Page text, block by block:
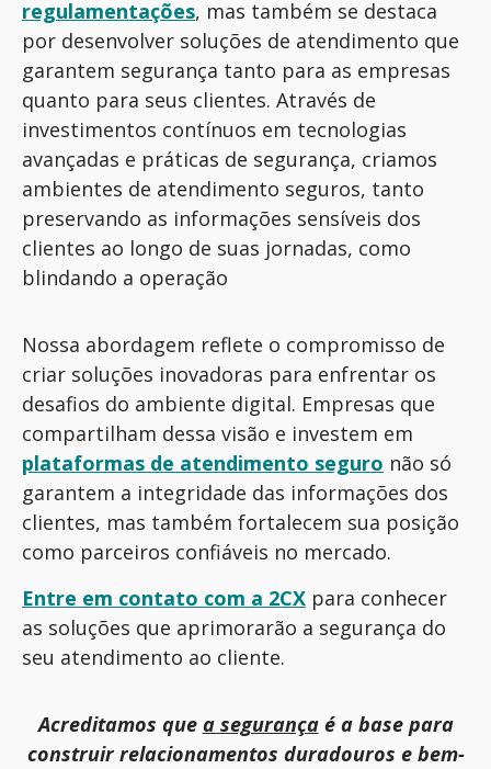
regulamentações, mas também se destaca
por desenvolver soluções de atendimento que
garantem segurança tanto para as empresas
quanto para seus clientes. Através de
investimentos contínuos em tecnologias
avançadas e práticas de segurança, criamos
ambientes de atendimento seguros, tanto
preservando as informações sensíveis dos
clientes ao longo de suas jornadas, como
blindando a operação
Nossa abordagem reflete o compromisso de
criar soluções inovadoras para enfrentar os
desafios do ambiente digital. Empresas que
compartilham dessa visão e investem em
plataformas de atendimento seguro não só
garantem a integridade das informações dos
clientes, mas também fortalecem sua posição
como parceiros confiáveis no mercado.
Entre em contato com a 2CX para conhecer
as soluções que aprimorarão a segurança do
seu atendimento ao cliente.
Acreditamos que a segurançaé a base para
construir relacionamentos duradouros e bem-